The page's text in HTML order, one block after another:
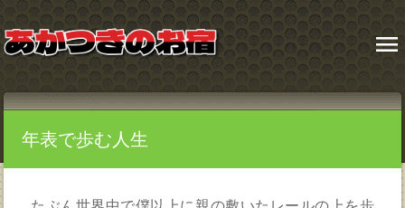
menu
年表で歩む人生